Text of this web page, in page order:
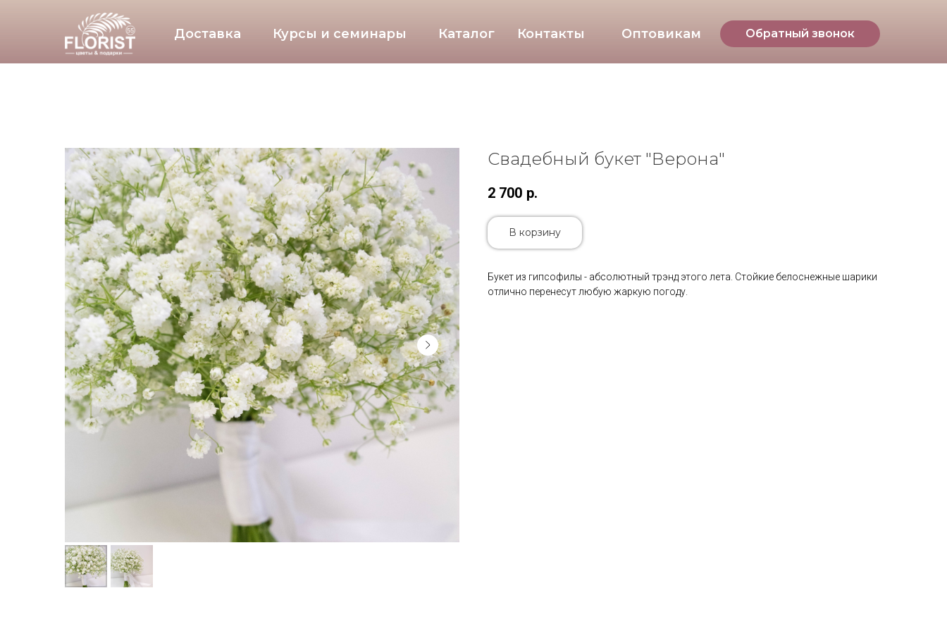
Доставка Курсы и семинары Каталог Контакты Оптовикам Обратный звонок
Свадебный букет "Верона"
2 700 р.
В корзину
Букет из гипсофилы - абсолютный трэнд этого лета. Стойкие белоснежные шарики
отлично перенесут любую жаркую погоду.